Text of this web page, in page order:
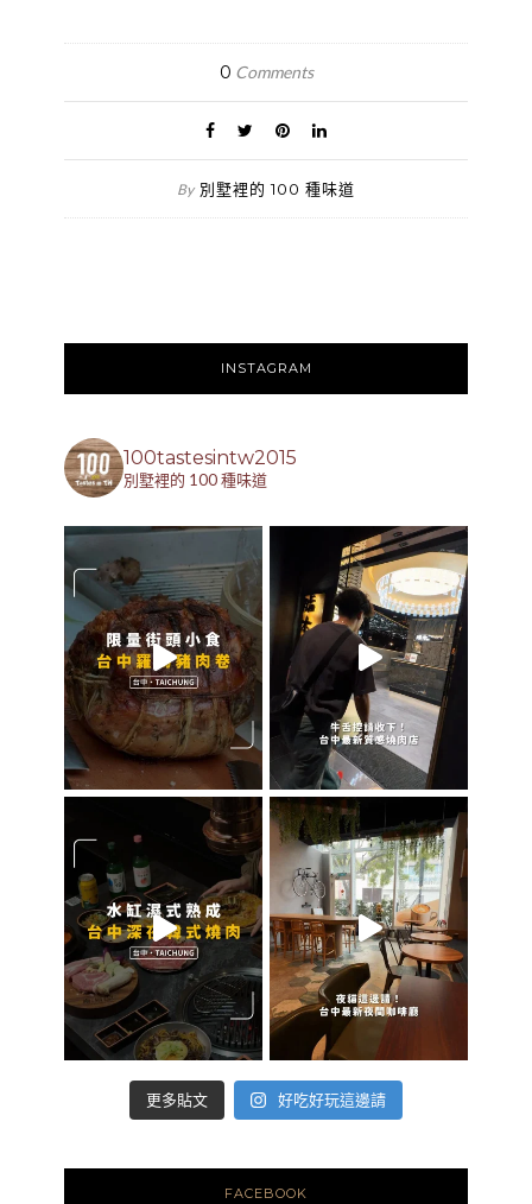
0 Comments
By 別墅裡的 100 種味道
INSTAGRAM
100tastesintw2015
別墅裡的 100 種味道
更多貼文 好吃好玩這邊請
FACEBOOK